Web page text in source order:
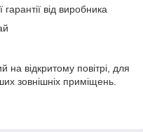
гарантії від виробника
відкритому повітрі, для
зовнішніх приміщень.